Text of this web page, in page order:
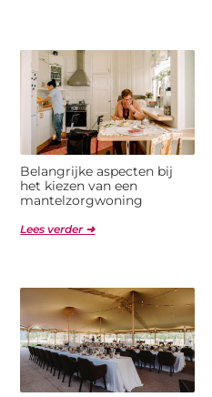
Belangrijke aspecten bij
het kiezen van een
mantelzorgwoning
Lees verder ➜